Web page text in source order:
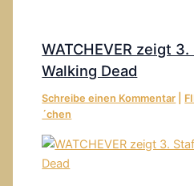
WATCHEVER zeigt
Walking Dead
Schreibe einen Kommentar
´chen